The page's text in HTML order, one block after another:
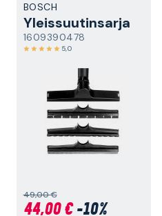
BOSCH
Yleissuutinsarja
1609390478
5,0
49,00 €
44,00 €-10%